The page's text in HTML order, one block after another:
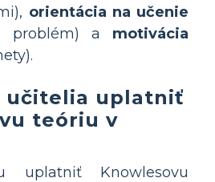
orientácia na učenie
problém) a motivácia
učitelia uplatniť
teóriu v
uplatniť Knowlesovu